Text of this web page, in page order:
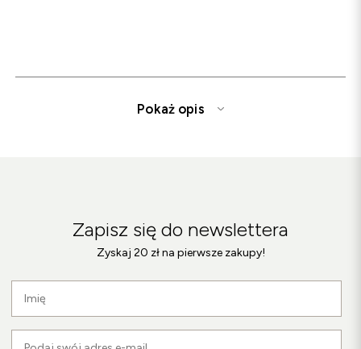
Pokaż opis
W Botimo znajdziesz szeroki wybór sandałów damskich
oraz męskich, które łączą komfort noszenia z
nowoczesnym wzornictwem. Oferujemy sandały na płaskiej
podeszwie, eleganckie modele na koturnie, a także
sportowe warianty idealne na aktywne dni.
Każda para sandałów Botimo wykonana jest z najwyższej
Zapisz się do newslettera
Zyskaj 20 zł na pierwsze zakupy!